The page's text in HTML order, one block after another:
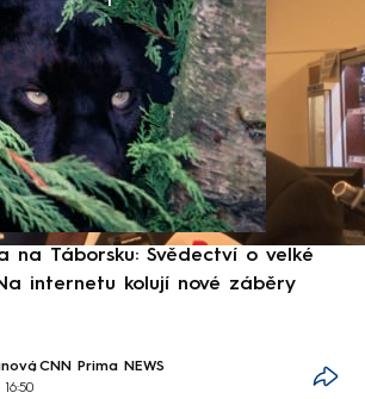
na Táborsku: Svědectví o velké
internetu kolují nové záběry
, CNN Prima NEWS